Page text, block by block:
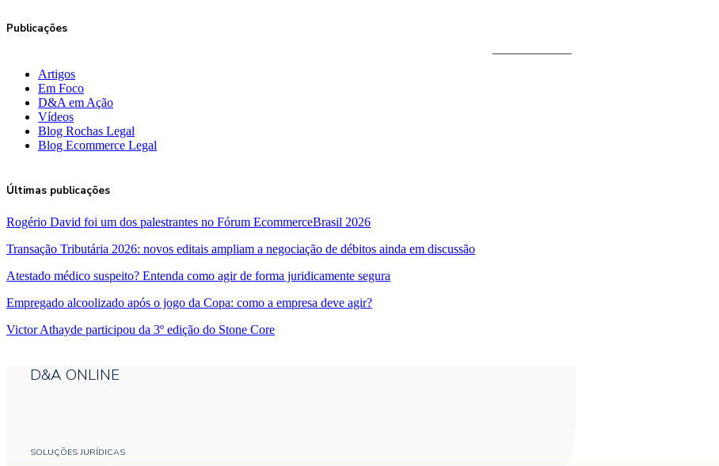
Publicações
Artigos
Em Foco
D&A em Ação
Vídeos
Blog Rochas Legal
Blog Ecommerce Legal
Últimas publicações
Rogério David foi um dos palestrantes no Fórum EcommerceBrasil 2026
Transação Tributária 2026: novos editais ampliam a negociação de débitos ainda em discussão
Atestado médico suspeito? Entenda como agir de forma juridicamente segura
Empregado alcoolizado após o jogo da Copa: como a empresa deve agir?
Victor Athayde participou da 3º edição do Stone Core
D&A ONLINE
SOLUÇÕES JURÍDICAS